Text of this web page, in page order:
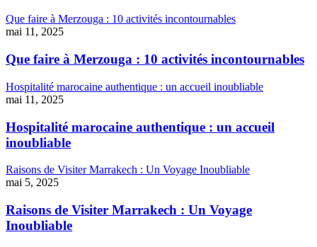
Que faire à Merzouga : 10 activités incontournables
mai 11, 2025
Que faire à Merzouga : 10 activités incontournables
Hospitalité marocaine authentique : un accueil inoubliable
mai 11, 2025
Hospitalité marocaine authentique : un accueil
inoubliable
Raisons de Visiter Marrakech : Un Voyage Inoubliable
mai 5, 2025
Raisons de Visiter Marrakech : Un Voyage
Inoubliable